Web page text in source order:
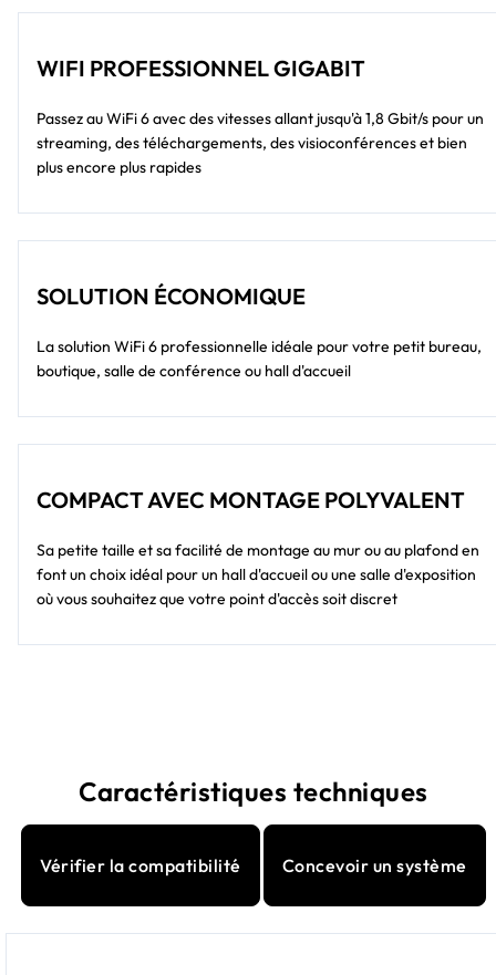
WIFI PROFESSIONNEL GIGABIT
Passez au WiFi 6 avec des vitesses allant jusqu'à 1,8 Gbit/s pour un
streaming, des téléchargements, des visioconférences et bien
plus encore plus rapides
SOLUTION ÉCONOMIQUE
La solution WiFi 6 professionnelle idéale pour votre petit bureau,
boutique, salle de conférence ou hall d'accueil
COMPACT AVEC MONTAGE POLYVALENT
Sa petite taille et sa facilité de montage au mur ou au plafond en
font un choix idéal pour un hall d'accueil ou une salle d'exposition
où vous souhaitez que votre point d'accès soit discret
Caractéristiques techniques
Vérifier la compatibilité Concevoir un système